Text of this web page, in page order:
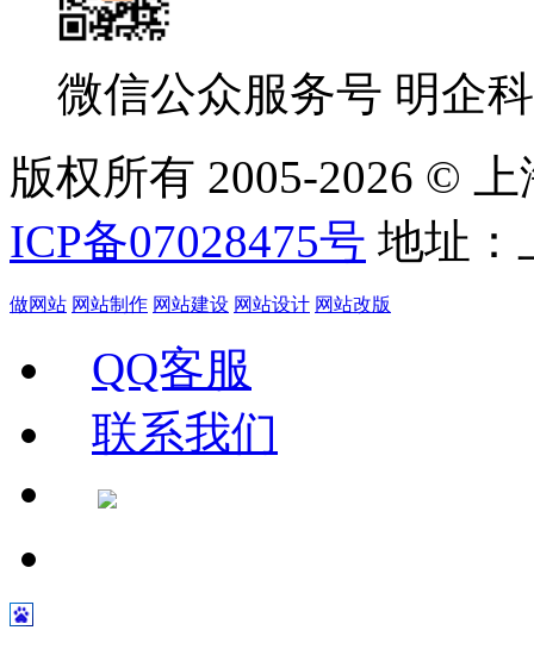
微信公众服务号 明企
版权所有 2005-2026 ©
ICP备07028475号 地址：
做网站 网站制作 网站建设 网站设计 网站改版
QQ客服
联系我们